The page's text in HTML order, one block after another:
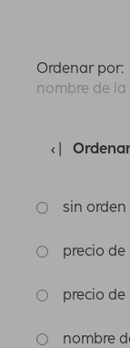
Ordenar por:
nombre de la
sin orden
precio de
precio de
nombre